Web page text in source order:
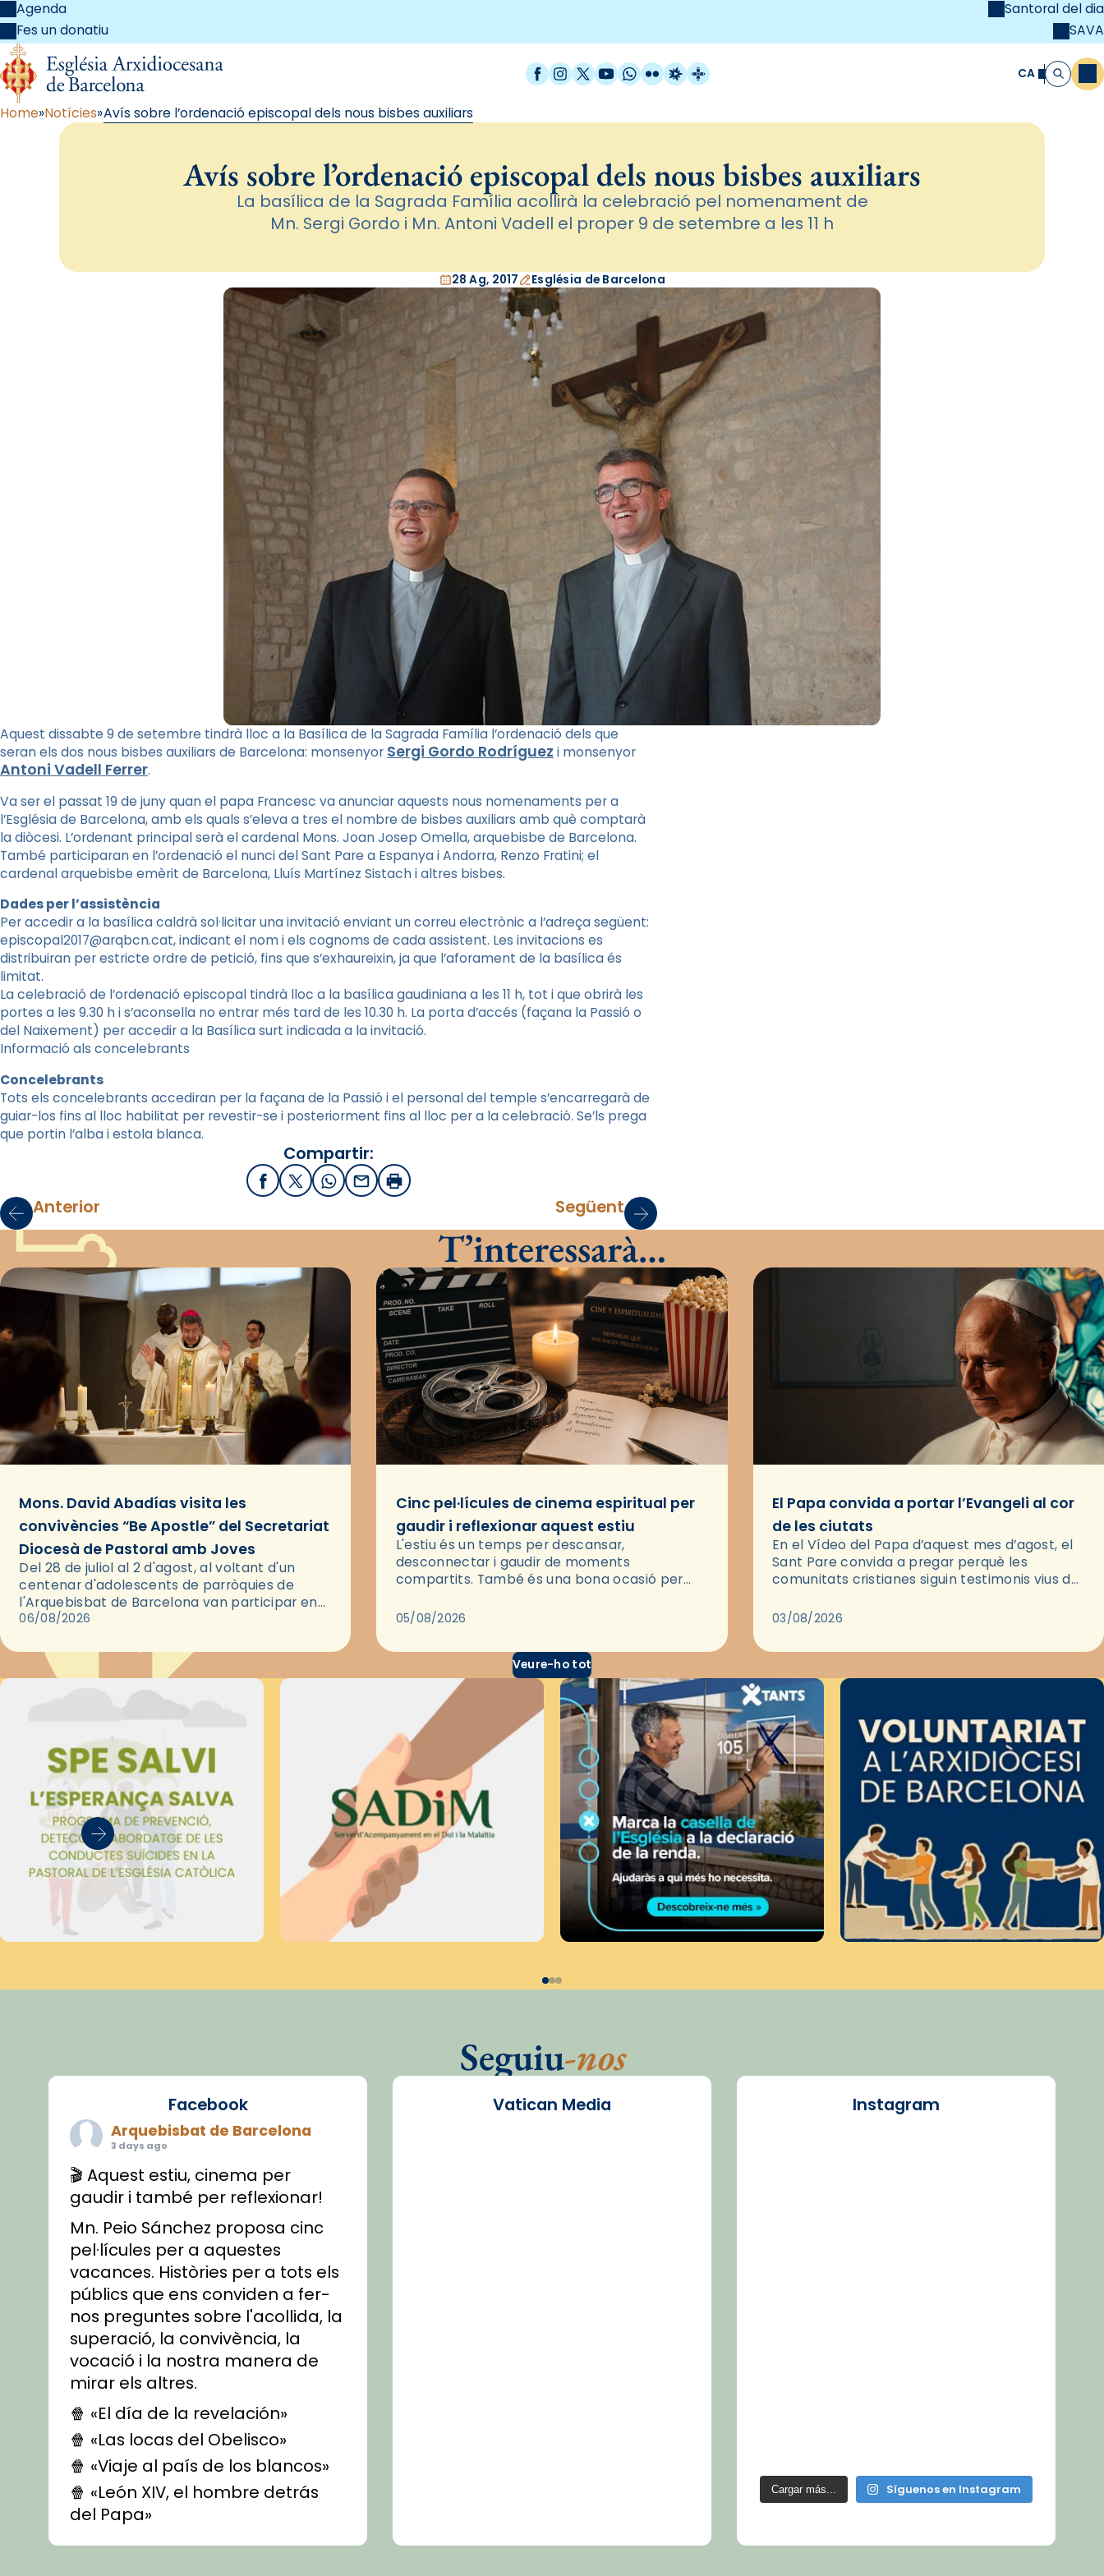
Agenda
Fes un donatiu
Santoral del dia
SAVA
Facebook
Instagram
X / Twitter
YouTube
WhatsApp
FlickrRadio Estel
Catalunya Cristiana CA Cerca
Home Notícies Avís sobre l’ordenació episcopal dels nous bisbes auxiliars
Avís sobre l’ordenació episcopal dels nous bisbes auxiliars
La basílica de la Sagrada Família acollirà la celebració pel nomenament de
Mn. Sergi Gordo i Mn. Antoni Vadell el proper 9 de setembre a les 11 h
28 Ag, 2017 Església de Barcelona
Aquest dissabte 9 de setembre tindrà lloc a la Basílica de la Sagrada Família l’ordenació dels que
seran els dos nous bisbes auxiliars de Barcelona: monsenyor Sergi Gordo Rodríguez i monsenyor
Antoni Vadell Ferrer.
Va ser el passat 19 de juny quan el papa Francesc va anunciar aquests nous nomenaments per a
l’Església de Barcelona, amb els quals s’eleva a tres el nombre de bisbes auxiliars amb què comptarà
la diòcesi. L’ordenant principal serà el cardenal Mons. Joan Josep Omella, arquebisbe de Barcelona.
També participaran en l’ordenació el nunci del Sant Pare a Espanya i Andorra, Renzo Fratini; el
cardenal arquebisbe emèrit de Barcelona, Lluís Martínez Sistachi altres bisbes.
Dades per l’assistència
Per accedir a la basílica caldrà sol·licitar una invitació enviant un correu electrònic a l’adreça següent:
episcopal2017@arqbcn.cat, indicant el nom i els cognoms de cada assistent. Les invitacions es
distribuiran per estricte ordre de petició, fins que s’exhaureixin, ja que l’aforament de la basílica és
limitat.
La celebració de l’ordenació episcopal tindrà lloc a la basílica gaudiniana a les 11 h, tot i que obrirà les
portes a les 9.30 h i s’aconsella no entrar més tard de les 10.30 h. La porta d’accés (façana la Passió o
del Naixement) per accedir a la Basílica surt indicada a la invitació.
Informació als concelebrants
Concelebrants
Tots els concelebrants accediran per la façana de la Passió i el personal del temple s’encarregarà de
guiar-los fins al lloc habilitat per revestir-se i posteriorment fins al lloc per a la celebració. Se’ls prega
que portin l’alba i estola blanca.
Compartir:
FacebookX / Twitter
WhatsApp
EmailImprimir
Anterior Següent
T’interessarà…
Mons. David Abadías visita les
convivències “Be Apostle” del Secretariat
Diocesà de Pastoral amb Joves
Del 28 de juliol al 2 d'agost, al voltant d'un
centenar d'adolescents de parròquies de
l'Arquebisbat de Barcelona van participar en
les convivències Be Apostle, organitzades pel
06/08/2026
Cinc pel·lícules de cinema espiritual per
gaudir i reflexionar aquest estiu
L'estiu és un temps per descansar,
desconnectar i gaudir de moments
compartits. També és una bona ocasió per
través del cinema, reflexionar sobre les…
05/08/2026
El Papa convida a portar l’Evangeli al cor
de les ciutats
En el Vídeo del Papa d’aquest mes d’agost, el
Sant Pare convida a pregar perquè les
comunitats cristianes siguin testimonis vius de
pregària, el…
03/08/2026
Veure-ho tot
Seguiu-nos
Facebook
Arquebisbat de Barcelona
3 days ago
🎬 Aquest estiu, cinema per
gaudir i també per reflexionar!
Mn. Peio Sánchez proposa cinc
pel·lícules per a aquestes
vacances. Històries per a tots els
públics que ens conviden a fer-
nos preguntes sobre l'acollida, la
superació, la convivència, la
vocació i la nostra manera de
mirar els altres.
🍿 «El día de la revelación»
🍿 «Las locas del Obelisco»
🍿 «Viaje al país de los blancos»
🍿 «León XIV, el hombre detrás
del Papa»
🍿 «Las ovejas detectives»
Vatican Media Instagram
Cargar más... Síguenos en Instagram